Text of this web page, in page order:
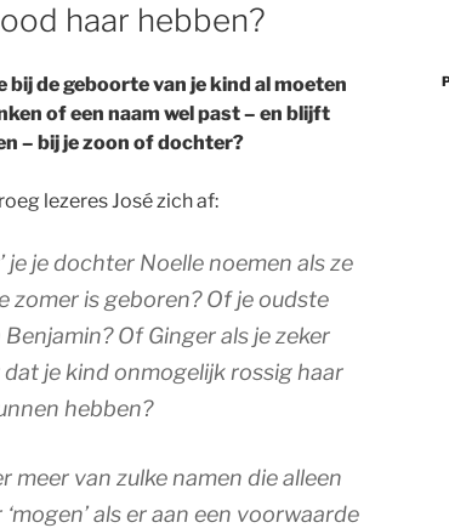
haar hebben?
bij de geboorte van je kind al moeten
of een naam wel past – en blijft
– bij je zoon of dochter?
lezeres José zich af:
je je dochter Noelle noemen als ze
zomer is geboren? Of je oudste
Of Ginger als je zeker
dat je kind onmogelijk rossig haar
hebben?
meer van zulke namen die alleen
‘mogen’ als er aan een voorwaarde